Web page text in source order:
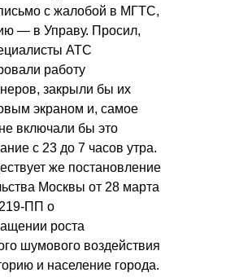
с жалобой в МГТС,
— в Управу. Просил,
АТС
работу
закрыли бы их
экраном и, самое
включали бы это
с 23 до 7 часов утра.
же постановление
Москвы от 28 марта
219-ПП о
роста
шумового воздействия
и население города.